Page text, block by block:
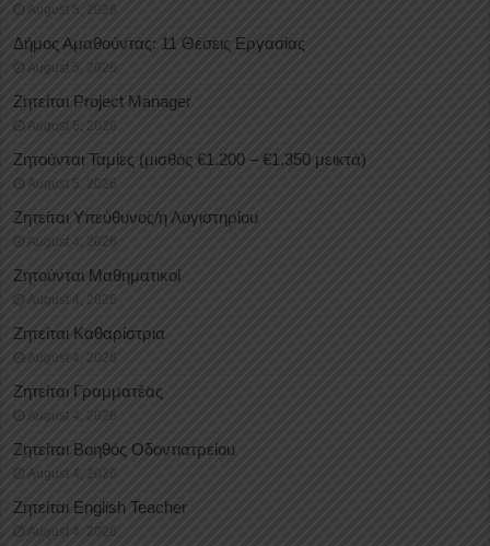
August 5, 2026
Δήμος Αμαθούντας: 11 Θέσεις Εργασίας
August 5, 2026
Ζητείται Project Manager
August 5, 2026
Ζητούνται Ταμίες (μισθός €1.200 – €1.350 μεικτά)
August 5, 2026
Ζητείται Υπεύθυνος/η Λογιστηρίου
August 4, 2026
Ζητούνται Μαθηματικοί
August 4, 2026
Ζητείται Καθαρίστρια
August 4, 2026
Ζητείται Γραμματέας
August 4, 2026
Ζητείται Βοηθός Οδοντιατρείου
August 4, 2026
Ζητείται English Teacher
August 4, 2026